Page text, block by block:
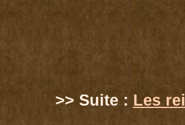
>> Suite : Les